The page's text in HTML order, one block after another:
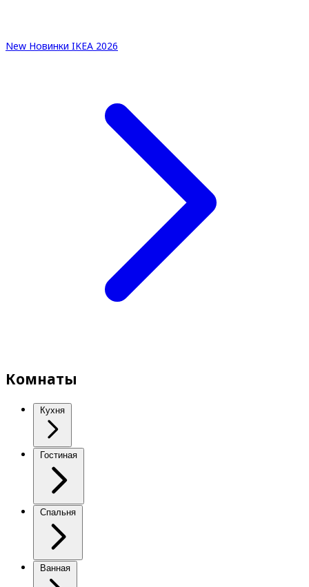
New Новинки IKEA 2026
Комнаты
Кухня
Гостиная
Спальня
Ванная